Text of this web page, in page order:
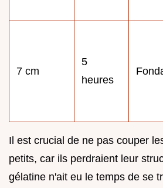
7 cm
5
heures
Il est crucial de ne pas couper
petits, car ils perdraient leur
gélatine n'ait eu le temps de se